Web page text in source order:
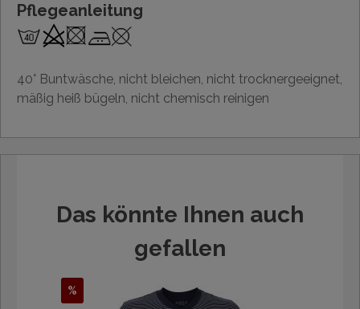
Pflegeanleitung
40° Buntwäsche, nicht bleichen, nicht trocknergeeignet,
mäßig heiß bügeln, nicht chemisch reinigen
Das könnte Ihnen auch
gefallen
%